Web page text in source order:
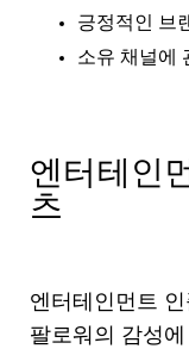
긍정적인 브
소유 채널에
엔터테인
츠
엔터테인먼트
팔로워의 감성